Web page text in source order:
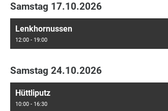
Samstag 17.10.2026
Lenkhornussen
12:00 - 19:00
Samstag 24.10.2026
Hüttliputz
10:00 - 16:30